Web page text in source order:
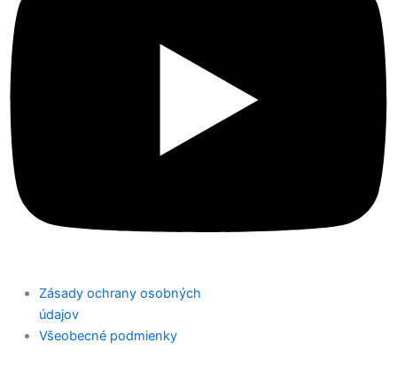
Zásady ochrany osobných
údajov
Všeobecné podmienky